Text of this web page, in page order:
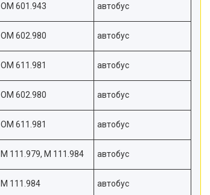
OM 601.943 автобус
OM 602.980 автобус
OM 611.981 автобус
OM 602.980 автобус
OM 611.981 автобус
M 111.979, M 111.984 автобус
M 111.984 автобус